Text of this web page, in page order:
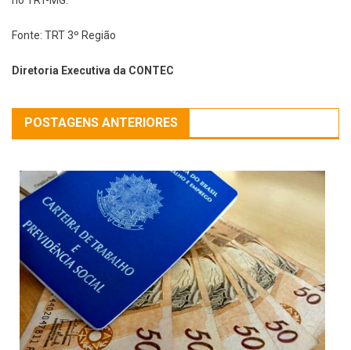
Fonte: TRT 3º Região
Diretoria Executiva da CONTEC
POSTAGENS ANTERIORES